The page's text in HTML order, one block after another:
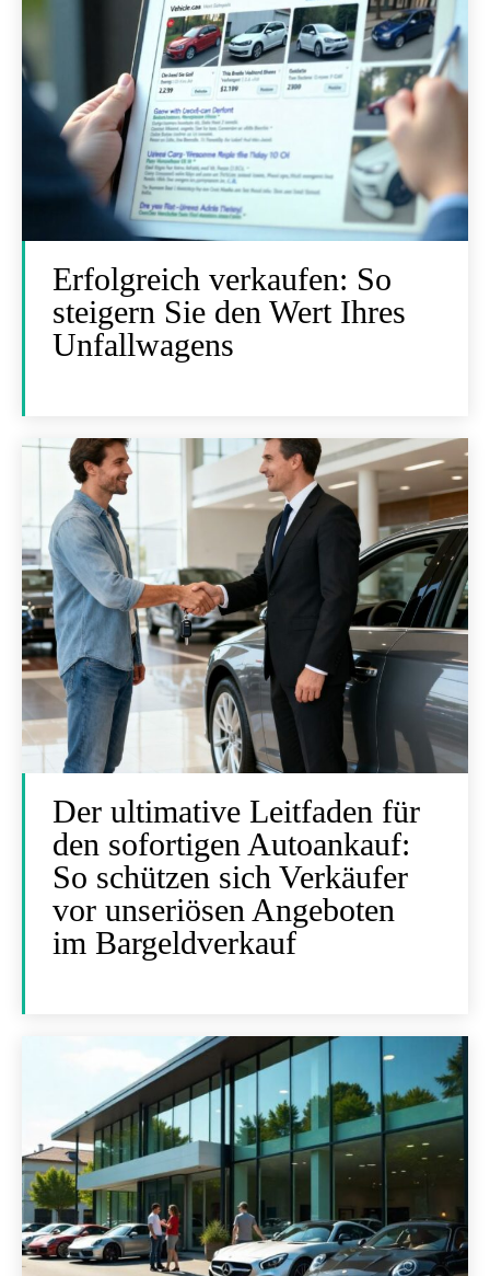
Erfolgreich verkaufen: So
steigern Sie den Wert Ihres
Unfallwagens
Der ultimative Leitfaden für
den sofortigen Autoankauf:
So schützen sich Verkäufer
vor unseriösen Angeboten
im Bargeldverkauf